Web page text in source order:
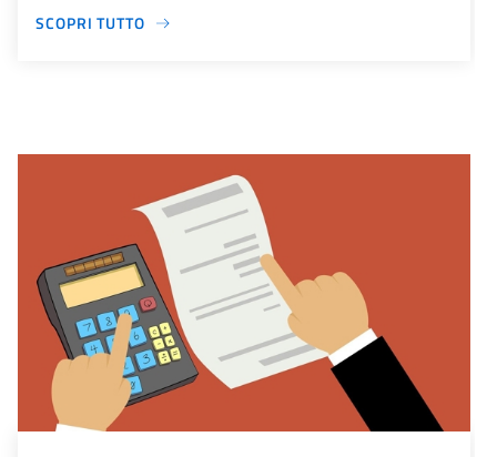
SCOPRI TUTTO